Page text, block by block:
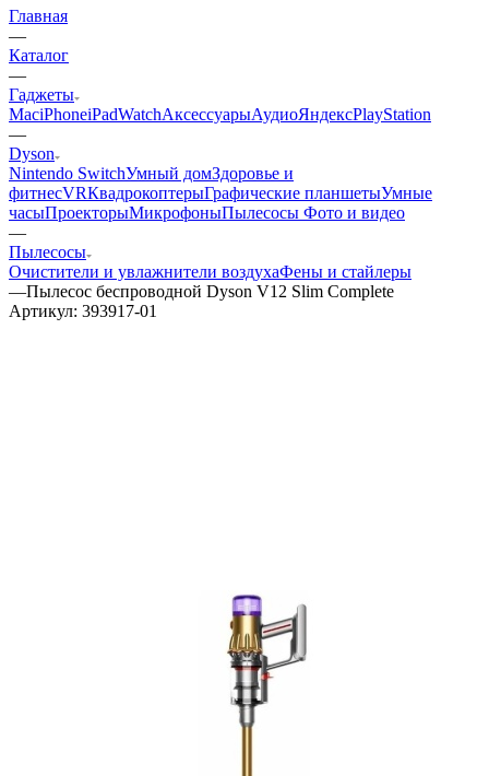
Главная
—
Каталог
—
Гаджеты
MaciPhoneiPadWatchАксессуарыАудиоЯндексPlayStation
—
Dyson
Nintendo SwitchУмный домЗдоровье и
фитнесVRКвадрокоптерыГрафические планшетыУмные
часыПроекторыМикрофоныПылесосы Фото и видео
—
Пылесосы
Очистители и увлажнители воздухаФены и стайлеры
—Пылесос беспроводной Dyson V12 Slim Complete
Артикул: 393917-01